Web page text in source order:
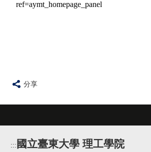
ref=aymt_homepage_panel
分享
::: 國立臺東大學 理工學院